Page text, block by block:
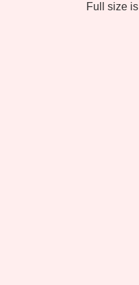
Full size is